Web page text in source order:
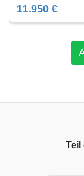
11.950 €
Teil